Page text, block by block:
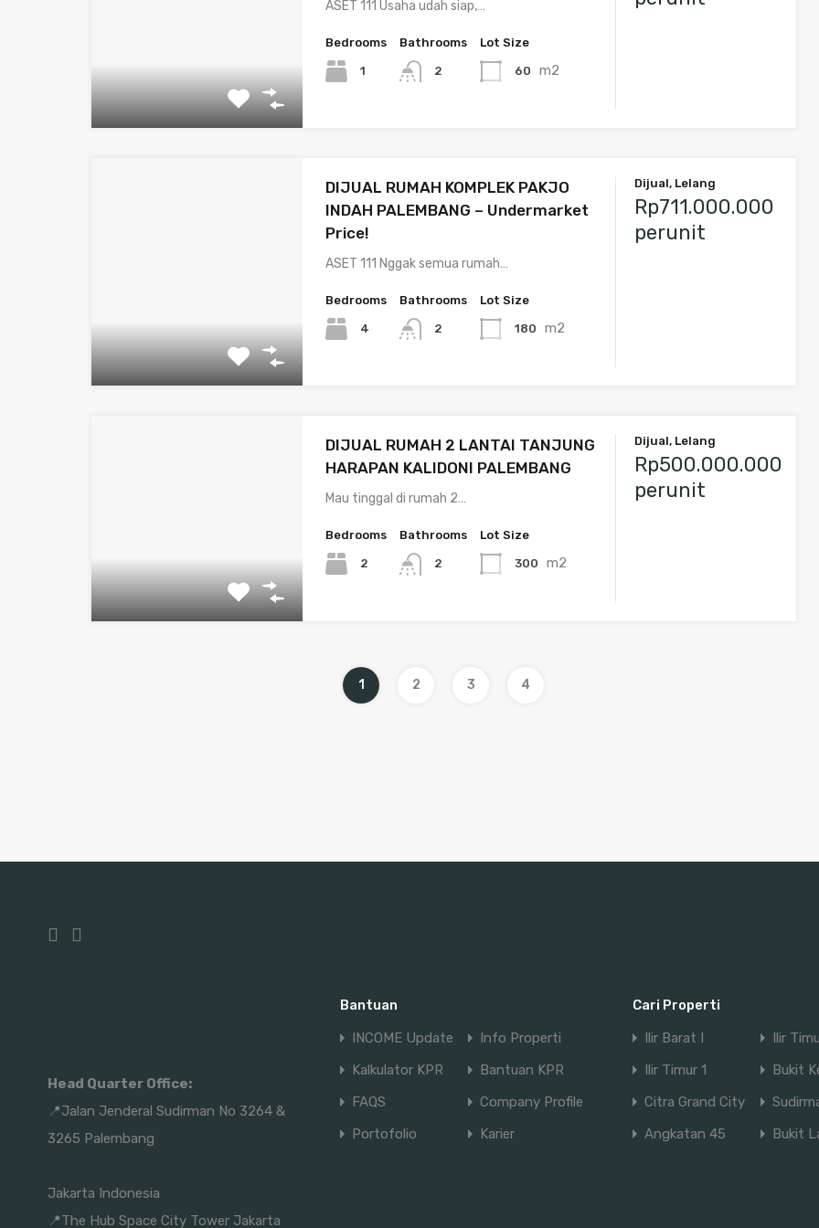
ASET 111 Usaha udah siap,…
Bedrooms
1
Bathrooms
2
Lot Size
60 m2
DIJUAL RUMAH KOMPLEK PAKJO
INDAH PALEMBANG – Undermarket
Price!
ASET 111 Nggak semua rumah…
Bedrooms
4
Bathrooms
2
Lot Size
180 m2
Dijual, Lelang
Rp711.000.000
perunit
DIJUAL RUMAH 2 LANTAI TANJUNG
HARAPAN KALIDONI PALEMBANG
Mau tinggal di rumah 2…
Bedrooms
2
Bathrooms
2
Lot Size
300 m2
Dijual, Lelang
Rp500.000.000
perunit
1 2 3 4
Head Quarter Office:
📍Jalan Jenderal Sudirman No 3264 &
3265 Palembang
Jakarta Indonesia
📍The Hub Space City Tower Jakarta
Bantuan
INCOME Update
Info Properti
Kalkulator KPR
Bantuan KPR
FAQS
Company Profile
Portofolio
Karier
Cari Properti
Ilir Barat I
Ilir
Ilir Timur 1
Bukit
Citra Grand City
Angkatan 45
Bukit